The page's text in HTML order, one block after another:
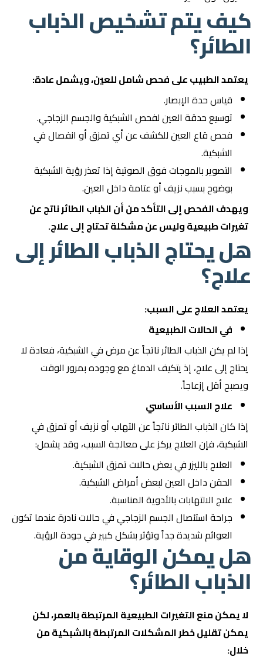
كيف يتم تشخيص الذباب
الطائر؟
يعتمد الطبيب على فحص شامل للعين، ويشمل عادة:
قياس حدة الإبصار.
توسيع حدقة العين لفحص الشبكية والجسم الزجاجي.
فحص قاع العين للكشف عن أي تمزق أو انفصال في
الشبكية.
التصوير بالموجات فوق الصوتية إذا تعذر رؤية الشبكية
بوضوح بسبب نزيف أو عتامة داخل العين.
ويهدف الفحص إلى التأكد من أن الذباب الطائر ناتج عن
تغيرات طبيعية وليس عن مشكلة تحتاج إلى علاج.
هل يحتاج الذباب الطائر إلى
علاج؟
يعتمد العلاج على السبب:
في الحالات الطبيعية
إذا لم يكن الذباب الطائر ناتجاً عن مرض في الشبكية، فعادة لا
يحتاج إلى علاج، إذ يتكيف الدماغ مع وجوده بمرور الوقت
ويصبح أقل إزعاجاً.
علاج السبب الأساسي
إذا كان الذباب الطائر ناتجاً عن التهاب أو نزيف أو تمزق في
الشبكية، فإن العلاج يركز على معالجة السبب، وقد يشمل:
العلاج بالليزر في بعض حالات تمزق الشبكية.
الحقن داخل العين لبعض أمراض الشبكية.
علاج الالتهابات بالأدوية المناسبة.
جراحة استئصال الجسم الزجاجي في حالات نادرة عندما تكون
العوائم شديدة جداً وتؤثر بشكل كبير في جودة الرؤية.
هل يمكن الوقاية من
الذباب الطائر؟
لا يمكن منع التغيرات الطبيعية المرتبطة بالعمر، لكن
يمكن تقليل خطر المشكلات المرتبطة بالشبكية من
خلال: